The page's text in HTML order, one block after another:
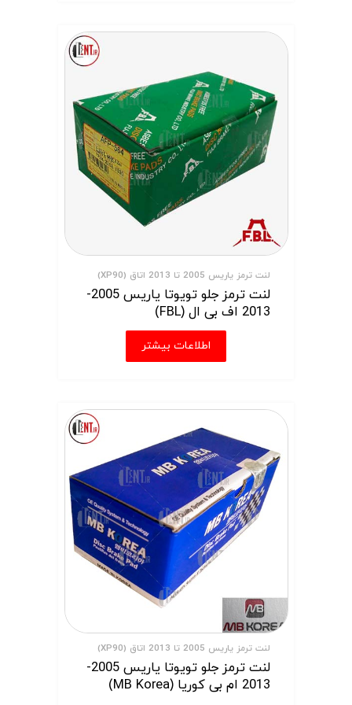
لنت ترمز یاریس 2005 تا 2013 اتاق (XP90)
لنت ترمز جلو تویوتا یاریس 2005-
2013 اف بی ال (FBL)
اطلاعات بیشتر
لنت ترمز یاریس 2005 تا 2013 اتاق (XP90)
لنت ترمز جلو تویوتا یاریس 2005-
2013 ام بی کوریا (MB Korea)